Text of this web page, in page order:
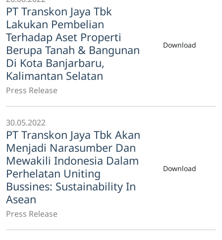
PT Transkon Jaya Tbk
Lakukan Pembelian
Terhadap Aset Properti
Berupa Tanah & Bangunan
Di Kota Banjarbaru,
Kalimantan Selatan
Press Release
Download
30.05.2022
PT Transkon Jaya Tbk Akan
Menjadi Narasumber Dan
Mewakili Indonesia Dalam
Perhelatan Uniting
Bussines: Sustainability In
Asean
Press Release
Download